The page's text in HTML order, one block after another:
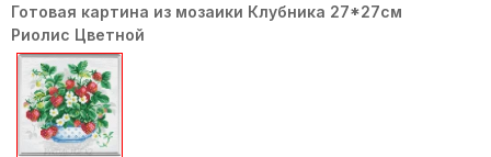
Готовая картина из мозаики Клубника 27*27см
Риолис Цветной